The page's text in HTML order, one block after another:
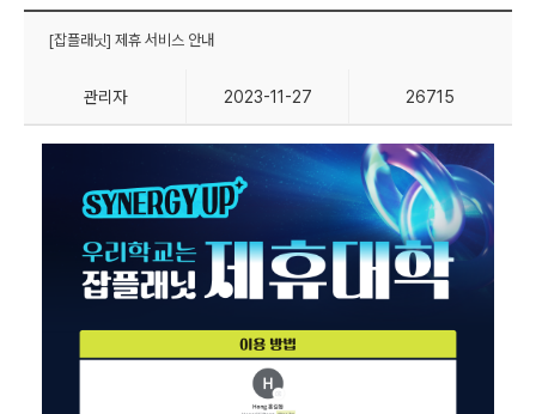
[잡플래닛] 제휴 서비스 안내
관리자 2023-11-27 26715